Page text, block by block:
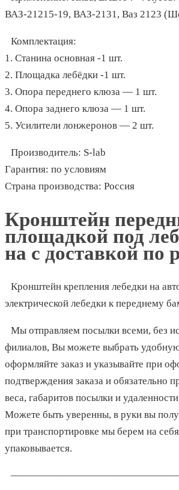
ВАЗ-21215-19, ВАЗ-2131, Ваз 2123
Комплектация:
1. Станина основная -1 шт.
2. Площадка лебёдки -1 шт.
3. Опора переднего клюза — 1 шт.
4. Опора заднего клюза — 1 шт.
5. Усилители лонжеронов — 2 шт.
Производитель: S-lab
Гарантия: по условиям
Страна производства: Россия
Кронштейн
площадкой под
на с доставкой по
Кронштейн крепления лебедки на
электрической лебедки к переднему
Мы отправляем посылки всеми, без
филиалов, Вы можете выбрать
оформляйте заказ и указывайте при
подтверждения заказа и обязательно
веса, габаритов посылки и
Можете быть уверенны, в руки вы
при транспортировке мы берем на
упаковывается.